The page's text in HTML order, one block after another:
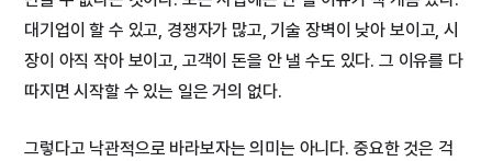
대기업이 할 수 있고, 경쟁자가 많고, 기술 장벽이 낮아 보이고, 시
장이 아직 작아 보이고, 고객이 돈을 안 낼 수도 있다. 그 이유를 다
따지면 시작할 수 있는 일은 거의 없다.
그렇다고 낙관적으로 바라보자는 의미는 아니다. 중요한 것은 걱